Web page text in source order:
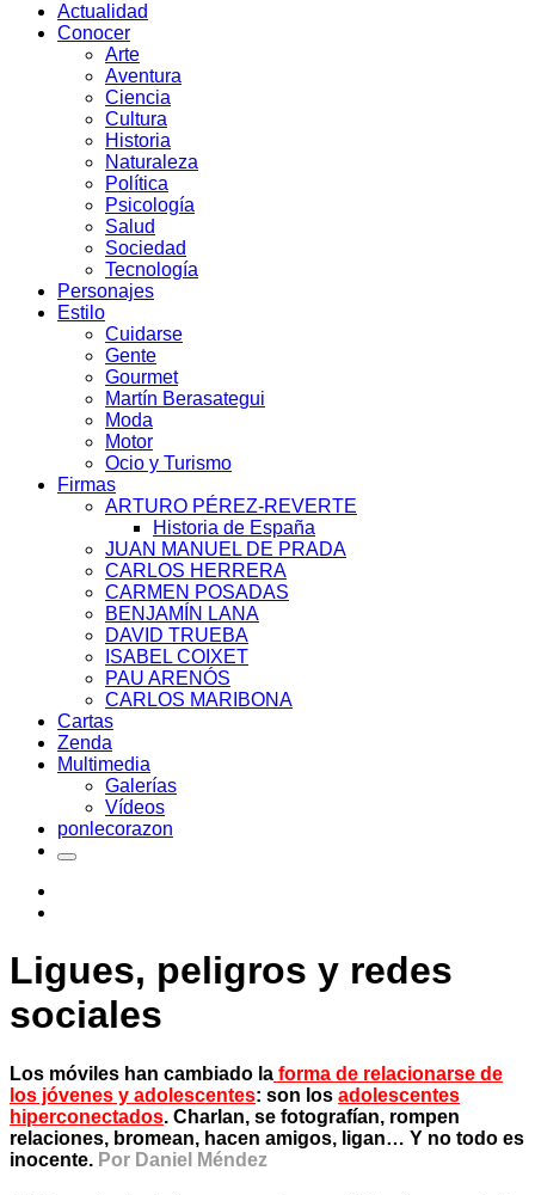
Actualidad
Conocer
Arte
Aventura
Ciencia
Cultura
Historia
Naturaleza
Política
Psicología
Salud
Sociedad
Tecnología
Personajes
Estilo
Cuidarse
Gente
Gourmet
Martín Berasategui
Moda
Motor
Ocio y Turismo
Firmas
ARTURO PÉREZ-REVERTE
Historia de España
JUAN MANUEL DE PRADA
CARLOS HERRERA
CARMEN POSADAS
BENJAMÍN LANA
DAVID TRUEBA
ISABEL COIXET
PAU ARENÓS
CARLOS MARIBONA
Cartas
Zenda
Multimedia
Galerías
Vídeos
ponlecorazon
Ligues, peligros y redes
sociales
Los móviles han cambiado la forma de relacionarse de
los jóvenes y adolescentes: son los adolescentes
hiperconectados. Charlan, se fotografían, rompen
relaciones, bromean, hacen amigos, ligan… Y no todo es
inocente. Por Daniel Méndez